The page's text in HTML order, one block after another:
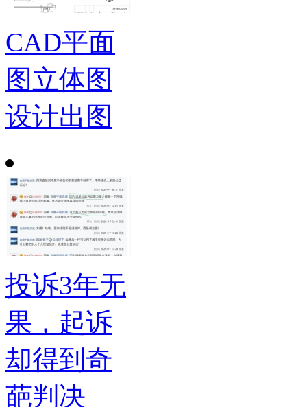
CAD平面
图立体图
设计出图
投诉3年无
果，起诉
却得到奇
葩判决